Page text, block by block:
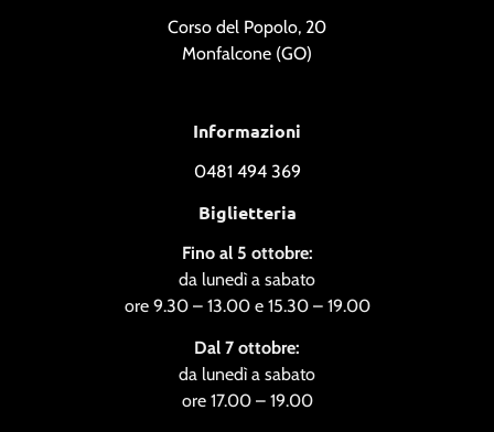
Corso del Popolo, 20
Monfalcone (GO)
Informazioni
0481 494 369
Biglietteria
Fino al 5 ottobre:
da lunedì a sabato
ore 9.30 – 13.00 e 15.30 – 19.00
Dal 7 ottobre:
da lunedì a sabato
ore 17.00 – 19.00